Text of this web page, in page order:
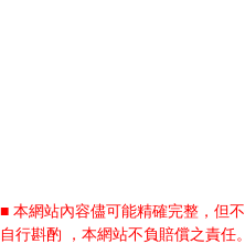
■ 本網站內容儘可能精確完整，但
自行斟酌 ，本網站不負賠償之責任。